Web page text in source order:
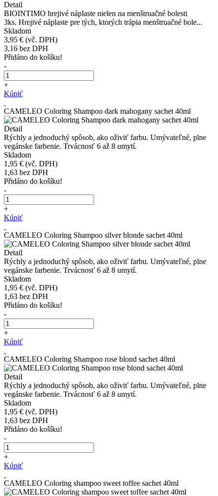
Detail
BIOINTIMO hrejivé náplaste nielen na menštruačné bolesti
3ks. Hrejivé náplaste pre tých, ktorých trápia menštruačné bole...
Skladom
3,95 € (vč. DPH)
3,16 bez DPH
Přidáno do košíku!
-
+
Kúpiť
CAMELEO Coloring Shampoo dark mahogany sachet 40ml
Detail
Rýchly a jednoduchý spôsob, ako oživiť farbu. Umývateľné, plne
vegánske farbenie. Trvácnosť 6 až 8 umytí.
Skladom
1,95 € (vč. DPH)
1,63 bez DPH
Přidáno do košíku!
-
+
Kúpiť
CAMELEO Coloring Shampoo silver blonde sachet 40ml
Detail
Rýchly a jednoduchý spôsob, ako oživiť farbu. Umývateľné, plne
vegánske farbenie. Trvácnosť 6 až 8 umytí.
Skladom
1,95 € (vč. DPH)
1,63 bez DPH
Přidáno do košíku!
-
+
Kúpiť
CAMELEO Coloring Shampoo rose blond sachet 40ml
Detail
Rýchly a jednoduchý spôsob, ako oživiť farbu. Umývateľné, plne
vegánske farbenie. Trvácnosť 6 až 8 umytí.
Skladom
1,95 € (vč. DPH)
1,63 bez DPH
Přidáno do košíku!
-
+
Kúpiť
CAMELEO Coloring shampoo sweet toffee sachet 40ml